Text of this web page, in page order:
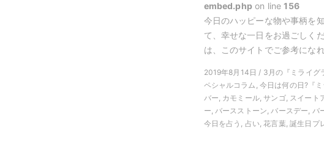
embed.phpon line156
今日のハッピーな物や事柄を
て、幸せな一日をお過ごしく
は、このサイトでご参考にな
2019年8月14日 / 3月の『ミライグ
ペシャルコラム, 今日は何の日?『
バー, カモミール, サンゴ, スイー
ー, バースストーン, バースデー,
今日を占う, 占い, 花言葉, 誕生日プ